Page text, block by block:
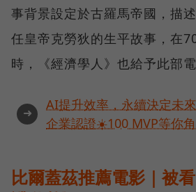
事背景設定於古羅馬帝國，描
任皇帝克勞狄的生平故事，在
時，《經濟學人》也給予此部
➜
AI提升效率，永續決定未
企業認證☀️100 MVP等你
比爾蓋茲推薦電影｜被